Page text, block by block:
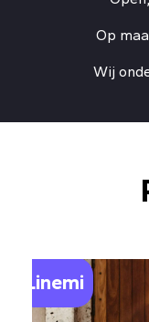
Op
Wij
Linemi